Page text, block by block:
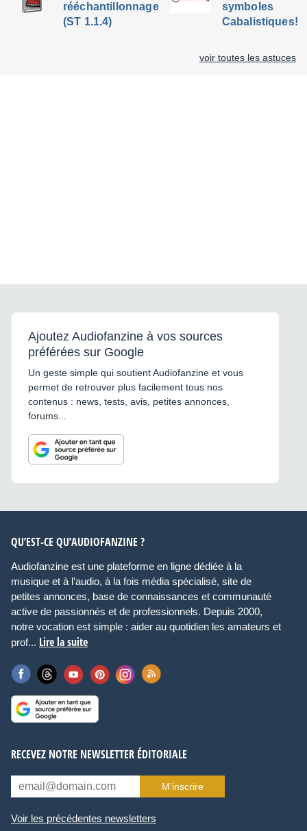
rééchantillonnage
(ST 1.1.4)
symboles
Cabalistiques!
voir toutes les astuces
Ajoutez Audiofanzine à vos sources
préférées sur Google
Un geste simple qui soutient Audiofanzine et vous
permet de retrouver plus facilement tous nos
contenus : news, tests, avis, petites annonces,
forums...
QU’EST-CE QU’AUDIOFANZINE ?
Audiofanzine est une plateforme en ligne dédiée à la
musique et à l’audio, à la fois média spécialisé, site de
petites annonces, base de connaissances et communauté
active de passionnés et de professionnels. Depuis 2000,
notre vocation est simple : aider au quotidien les amateurs et
prof... Lire la suite
RECEVEZ NOTRE NEWSLETTER ÉDITORIALE
M’inscrire
Voir les précédentes newsletters